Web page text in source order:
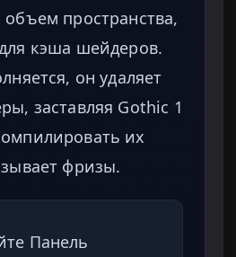
пространства,
кэша шейдеров.
он удаляет
заставляя Gothic 1
их
фризы.
Панель